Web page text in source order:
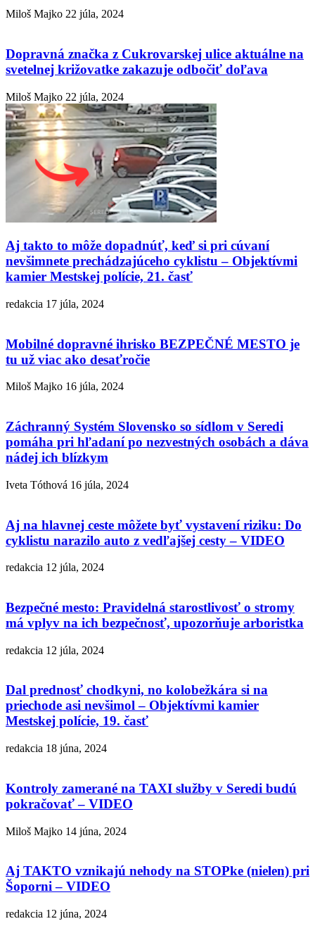
Miloš Majko 22 júla, 2024
Dopravná značka z Cukrovarskej ulice aktuálne na
svetelnej križovatke zakazuje odbočiť doľava
Miloš Majko 22 júla, 2024
Aj takto to môže dopadnúť, keď si pri cúvaní
nevšimnete prechádzajúceho cyklistu – Objektívmi
kamier Mestskej polície, 21. časť
redakcia 17 júla, 2024
Mobilné dopravné ihrisko BEZPEČNÉ MESTO je
tu už viac ako desaťročie
Miloš Majko 16 júla, 2024
Záchranný Systém Slovensko so sídlom v Seredi
pomáha pri hľadaní po nezvestných osobách a dáva
nádej ich blízkym
Iveta Tóthová 16 júla, 2024
Aj na hlavnej ceste môžete byť vystavení riziku: Do
cyklistu narazilo auto z vedľajšej cesty – VIDEO
redakcia 12 júla, 2024
Bezpečné mesto: Pravidelná starostlivosť o stromy
má vplyv na ich bezpečnosť, upozorňuje arboristka
redakcia 12 júla, 2024
Dal prednosť chodkyni, no kolobežkára si na
priechode asi nevšimol – Objektívmi kamier
Mestskej polície, 19. časť
redakcia 18 júna, 2024
Kontroly zamerané na TAXI služby v Seredi budú
pokračovať – VIDEO
Miloš Majko 14 júna, 2024
Aj TAKTO vznikajú nehody na STOPke (nielen) pri
Šoporni – VIDEO
redakcia 12 júna, 2024